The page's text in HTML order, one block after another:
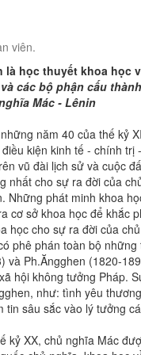
TUYÊN TRUYỀN, PHỔ
viên.
là học thuyết khoa học
các bộ phận cấu
Mác - Lênin
năm 40 của thế kỷ
kiện kinh tế - chính
vũ đài lịch sử và cuộc
nhất cho sự ra đời của
Những phát minh khoa
cơ sở khoa học để khắc
học cho sự ra đời của
phê phán toàn bộ
và Ph.Ăngghen (1820-
hội không tưởng Pháp.
như: tình yêu
tin sâu sắc vào lý tưởng
kỷ XX, chủ nghĩa Mác